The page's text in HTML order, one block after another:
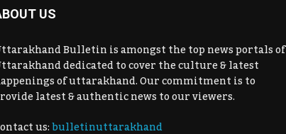
US
Bulletin is amongst the top news portals of
dedicated to cover the culture & latest
of uttarakhand. Our commitment is to
latest & authentic news to our viewers.
us:bulletinuttarakhand